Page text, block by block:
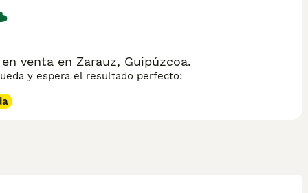
venta en Zarauz, Guipúzcoa.
y espera el resultado perfecto: